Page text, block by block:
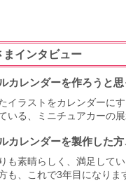
まインタビュー
カレンダーを作ろうと
イラストをカレンダーに
いる、ミニチュアカーの
カレンダーを製作した
も素晴らしく、満足してい
も、これで3年目になりま